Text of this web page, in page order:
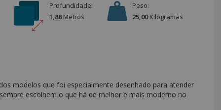
Profundidade:
1,88 Metros
Peso:
25,00 Kilogramas
modelos que foi especialmente desenhado para atender
escolhem o que há de melhor e mais moderno no
conjunto de materiais diferenciados. Tudo foi pensando